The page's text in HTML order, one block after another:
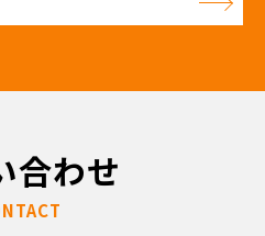
合わせ